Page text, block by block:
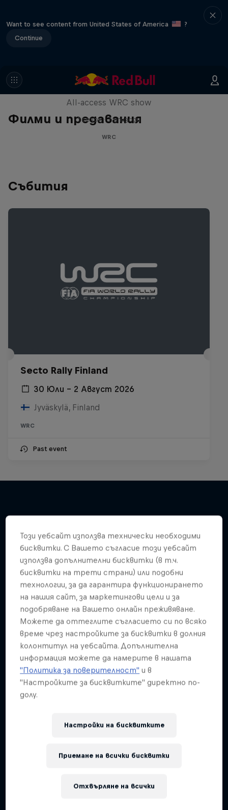
Want to see content from United States of America
?
Continue
Филми и предавания
More Than Machine
All-access WRC show
1 сезон · 7 епизоди
WRC
Събития
Secto Rally Finland
30 Юли – 2 Август 2026
Jyväskylä, Finland
WRC
Past event
Този уебсайт използва технически необходими
бисквитки. С Вашето съгласие този уебсайт
използва допълнителни бисквитки (в т.ч.
бисквитки на трети страни) или подобни
технологии, за да гарантира функционирането
на нашия сайт, за маркетингови цели и за
подобряване на Вашето онлайн преживяване.
Можете да оттеглите съгласието си по всяко
време чрез настройките за бисквитки в долния
колонтитул на уебсайта. Допълнителна
информация можете да намерите в нашата
"Политика за поверителност" и в
"Настройките за бисквитките" директно по-
долу.
Настройки на бисквитките
Отхвърляне на всички
Приемане на всички бисквитки